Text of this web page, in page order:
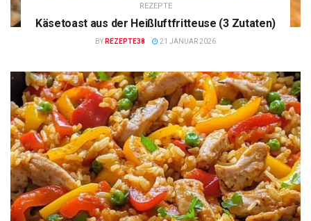
REZEPTE
Käsetoast aus der Heißluftfritteuse (3 Zutaten)
BY REZEPTE38 21 JANUAR 2026